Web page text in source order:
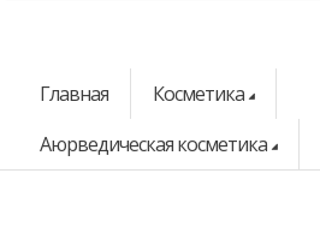
Главная
Косметика
Аюрведическая косметика